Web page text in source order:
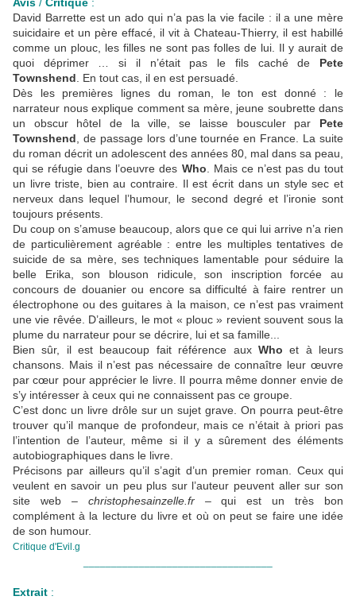
David Barrette est un ado qui n’a pas la vie facile : il a une mère
suicidaire et un père effacé, il vit à Chateau-Thierry, il est habillé
comme un plouc, les filles ne sont pas folles de lui. Il y aurait de
quoi déprimer … si il n’était pas le fils caché de Pete
Townshend . En tout cas, il en est persuadé.
Dès les premières lignes du roman, le ton est donné : le
narrateur nous explique comment sa mère, jeune soubrette dans
un obscur hôtel de la ville, se laisse bousculer par Pete
Townshend , de passage lors d’une tournée en France. La suite
du roman décrit un adolescent des années 80, mal dans sa peau,
qui se réfugie dans l’oeuvre des Who . Mais ce n’est pas du tout
un livre triste, bien au contraire. Il est écrit dans un style sec et
nerveux dans lequel l’humour, le second degré et l’ironie sont
toujours présents.
Du coup on s’amuse beaucoup, alors que ce qui lui arrive n’a rien
de particulièrement agréable : entre les multiples tentatives de
suicide de sa mère, ses techniques lamentable pour séduire la
belle Erika, son blouson ridicule, son inscription forcée au
concours de douanier ou encore sa difficulté à faire rentrer un
électrophone ou des guitares à la maison, ce n’est pas vraiment
une vie rêvée. D’ailleurs, le mot « plouc » revient souvent sous la
plume du narrateur pour se décrire, lui et sa famille...
Bien sûr, il est beaucoup fait référence aux Who et à leurs
chansons. Mais il n’est pas nécessaire de connaître leur œuvre
par cœur pour apprécier le livre. Il pourra même donner envie de
s’y intéresser à ceux qui ne connaissent pas ce groupe.
C’est donc un livre drôle sur un sujet grave. On pourra peut-être
trouver qu’il manque de profondeur, mais ce n’était à priori pas
l’intention de l’auteur, même si il y a sûrement des éléments
autobiographiques dans le livre.
Précisons par ailleurs qu’il s’agit d’un premier roman. Ceux qui
veulent en savoir un peu plus sur l’auteur peuvent aller sur son
site web – christophesainzelle.fr –qui est un très bon
complément à la lecture du livre et où on peut se faire une idée
de son humour.
Critique d'Evil.g
Extrait :